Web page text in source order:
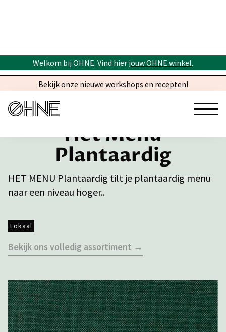
Welkom bij OHNE. Vind hier jouw OHNE winkel.
Bekijk onze nieuwe workshops en recepten!
Het Menu
Plantaardig
HET MENU Plantaardig tilt je plantaardig menu
naar een niveau hoger..
Lokaal
Bekijk ons volledig assortiment →